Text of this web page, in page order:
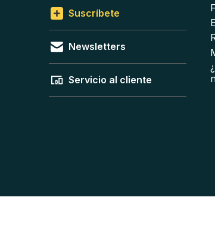
Suscríbete
Newsletters
Servicio al cliente